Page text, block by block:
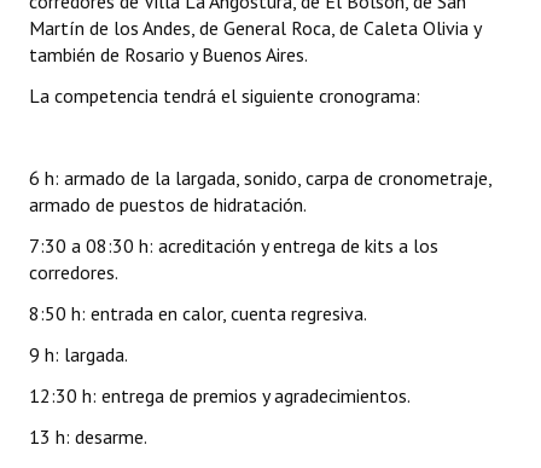
Martín de los Andes, de General Roca, de Caleta Olivia y
también de Rosario y Buenos Aires.
La competencia tendrá el siguiente cronograma:
6 h: armado de la largada, sonido, carpa de cronometraje,
armado de puestos de hidratación.
7:30 a 08:30 h: acreditación y entrega de kits a los
corredores.
8:50 h: entrada en calor, cuenta regresiva.
9 h: largada.
12:30 h: entrega de premios y agradecimientos.
13 h: desarme.